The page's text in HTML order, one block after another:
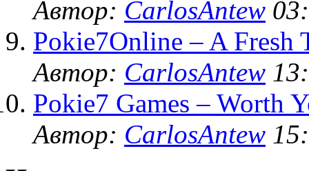
Автор: CarlosAntew
Pokie7Online – A Fresh
Автор: CarlosAntew
Pokie7 Games – Worth
Автор: CarlosAntew